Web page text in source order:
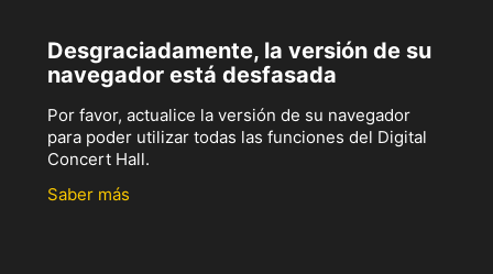
Desgraciadamente, la versión de su
navegador está desfasada
Por favor, actualice la versión de su navegador
para poder utilizar todas las funciones del Digital
Concert Hall.
Saber más